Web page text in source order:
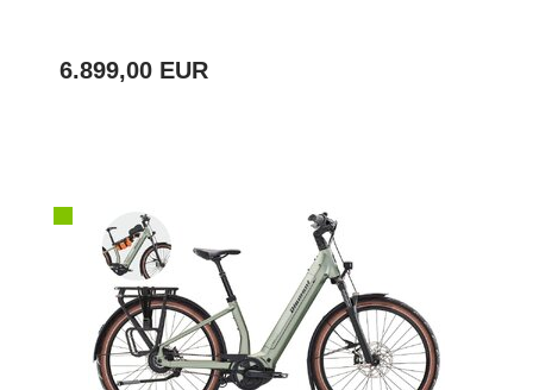
6.899,00 EUR